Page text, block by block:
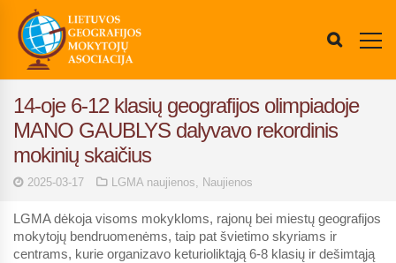
14-oje 6-12 klasių geografijos olimpiadoje
MANO GAUBLYS dalyvavo rekordinis
mokinių skaičius
2025-03-17 LGMA naujienos, Naujienos
LGMA dėkoja visoms mokykloms, rajonų bei miestų geografijos
mokytojų bendruomenėms, taip pat švietimo skyriams ir
centrams, kurie organizavo keturioliktąją 6-8 klasių ir dešimtąją